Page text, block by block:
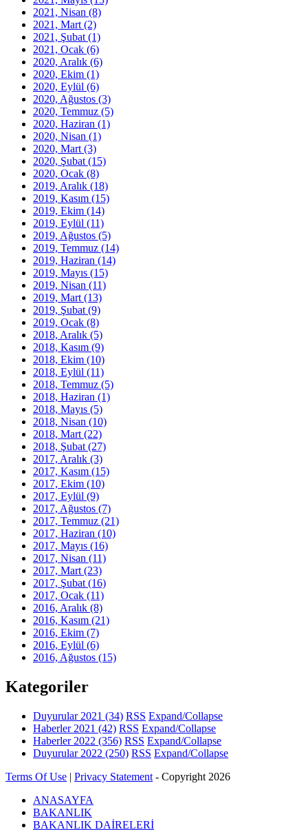
2021, Nisan (8)
2021, Mart (2)
2021, Şubat (1)
2021, Ocak (6)
2020, Aralık (6)
2020, Ekim (1)
2020, Eylül (6)
2020, Ağustos (3)
2020, Temmuz (5)
2020, Haziran (1)
2020, Nisan (1)
2020, Mart (3)
2020, Şubat (15)
2020, Ocak (8)
2019, Aralık (18)
2019, Kasım (15)
2019, Ekim (14)
2019, Eylül (11)
2019, Ağustos (5)
2019, Temmuz (14)
2019, Haziran (14)
2019, Mayıs (15)
2019, Nisan (11)
2019, Mart (13)
2019, Şubat (9)
2019, Ocak (8)
2018, Aralık (5)
2018, Kasım (9)
2018, Ekim (10)
2018, Eylül (11)
2018, Temmuz (5)
2018, Haziran (1)
2018, Mayıs (5)
2018, Nisan (10)
2018, Mart (22)
2018, Şubat (27)
2017, Aralık (3)
2017, Kasım (15)
2017, Ekim (10)
2017, Eylül (9)
2017, Ağustos (7)
2017, Temmuz (21)
2017, Haziran (10)
2017, Mayıs (16)
2017, Nisan (11)
2017, Mart (23)
2017, Şubat (16)
2017, Ocak (11)
2016, Aralık (8)
2016, Kasım (21)
2016, Ekim (7)
2016, Eylül (6)
2016, Ağustos (15)
Kategoriler
Duyurular 2021 (34) RSS Expand/Collapse
Haberler 2021 (42) RSS Expand/Collapse
Haberler 2022 (356) RSS Expand/Collapse
Duyurular 2022 (250) RSS Expand/Collapse
Terms Of Use | Privacy Statement - Copyright 2026
ANASAYFA
BAKANLIK
BAKANLIK DAİRELERİ